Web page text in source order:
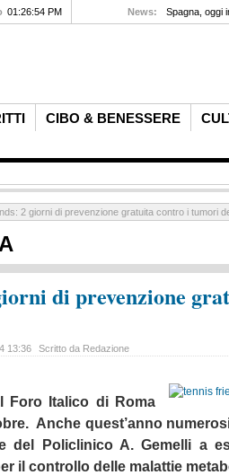
CIBO & BENESSERE
01:26:54 PM News: Spagna, oggi
2 giorni di prevenzione gratuita contro i tumori
di prevenzione
13:36 Scritto da Redazione
Foro Italico di Roma
Anche quest’anno
del Policlinico A. Gemelli a
il controllo delle malattie